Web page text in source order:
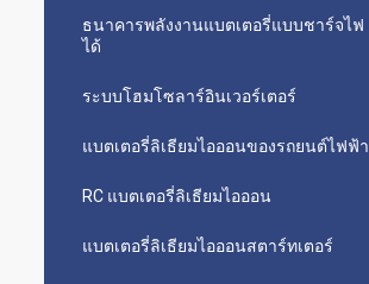
ธนาคารพลังงานแบตเตอรี่แบบชาร์จไฟ
ได้
ระบบโฮมโซลาร์อินเวอร์เตอร์
แบตเตอรี่ลิเธียมไอออนของรถยนต์ไฟฟ้า
RC แบตเตอรี่ลิเธียมไอออน
แบตเตอรี่ลิเธียมไอออนสตาร์ทเตอร์